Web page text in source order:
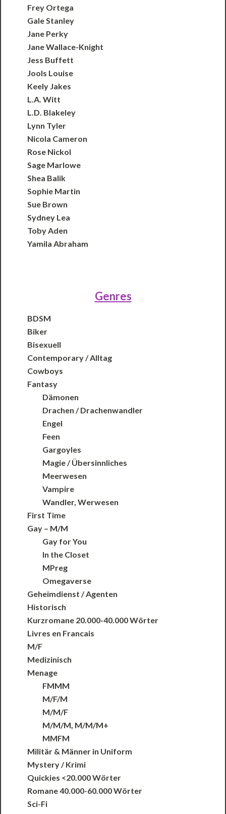
Frey Ortega
Gale Stanley
Jane Perky
Jane Wallace-Knight
Jess Buffett
Jools Louise
Keely Jakes
L.A. Witt
L.D. Blakeley
Lynn Tyler
Nicola Cameron
Rose Nickol
Sage Marlowe
Shea Balik
Sophie Martin
Sue Brown
Sydney Lea
Toby Aden
Yamila Abraham
Genres
BDSM
Biker
Bisexuell
Contemporary / Alltag
Cowboys
Fantasy
Dämonen
Drachen / Drachenwandler
Engel
Feen
Gargoyles
Magie / Übersinnliches
Meerwesen
Vampire
Wandler, Werwesen
First Time
Gay – M/M
Gay for You
In the Closet
MPreg
Omegaverse
Geheimdienst / Agenten
Historisch
Kurzromane 20.000-40.000 Wörter
Livres en Francais
M/F
Medizinisch
Menage
FMMM
M/F/M
M/M/F
M/M/M, M/M/M+
MMFM
Militär & Männer in Uniform
Mystery / Krimi
Quickies <20.000 Wörter
Romane 40.000-60.000 Wörter
Sci-Fi